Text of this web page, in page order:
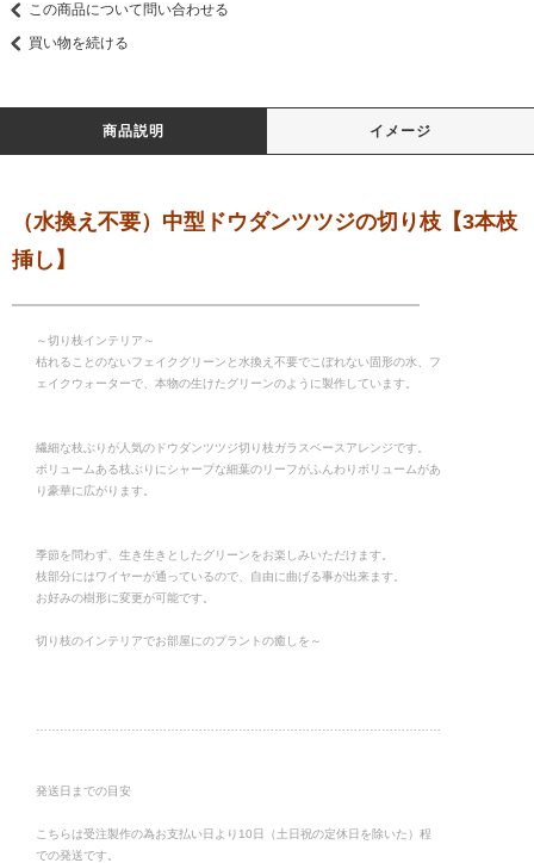
この商品について問い合わせる
買い物を続ける
商品説明 イメージ
（水換え不要）中型ドウダンツツジの切り枝【3本枝
挿し】
～切り枝インテリア～
枯れることのないフェイクグリーンと水換え不要でこぼれない固形の水、フ
ェイクウォーターで、本物の生けたグリーンのように製作しています。
繊細な枝ぶりが人気のドウダンツツジ切り枝ガラスベースアレンジです。
ボリュームある枝ぶりにシャープな細葉のリーフがふんわりボリュームがあ
り豪華に広がります。
季節を問わず、生き生きとしたグリーンをお楽しみいただけます。
枝部分にはワイヤーが通っているので、自由に曲げる事が出来ます。
お好みの樹形に変更が可能です。
切り枝のインテリアでお部屋にのプラントの癒しを～
発送日までの目安
こちらは受注製作の為お支払い日より10日（土日祝の定休日を除いた）程
での発送です。